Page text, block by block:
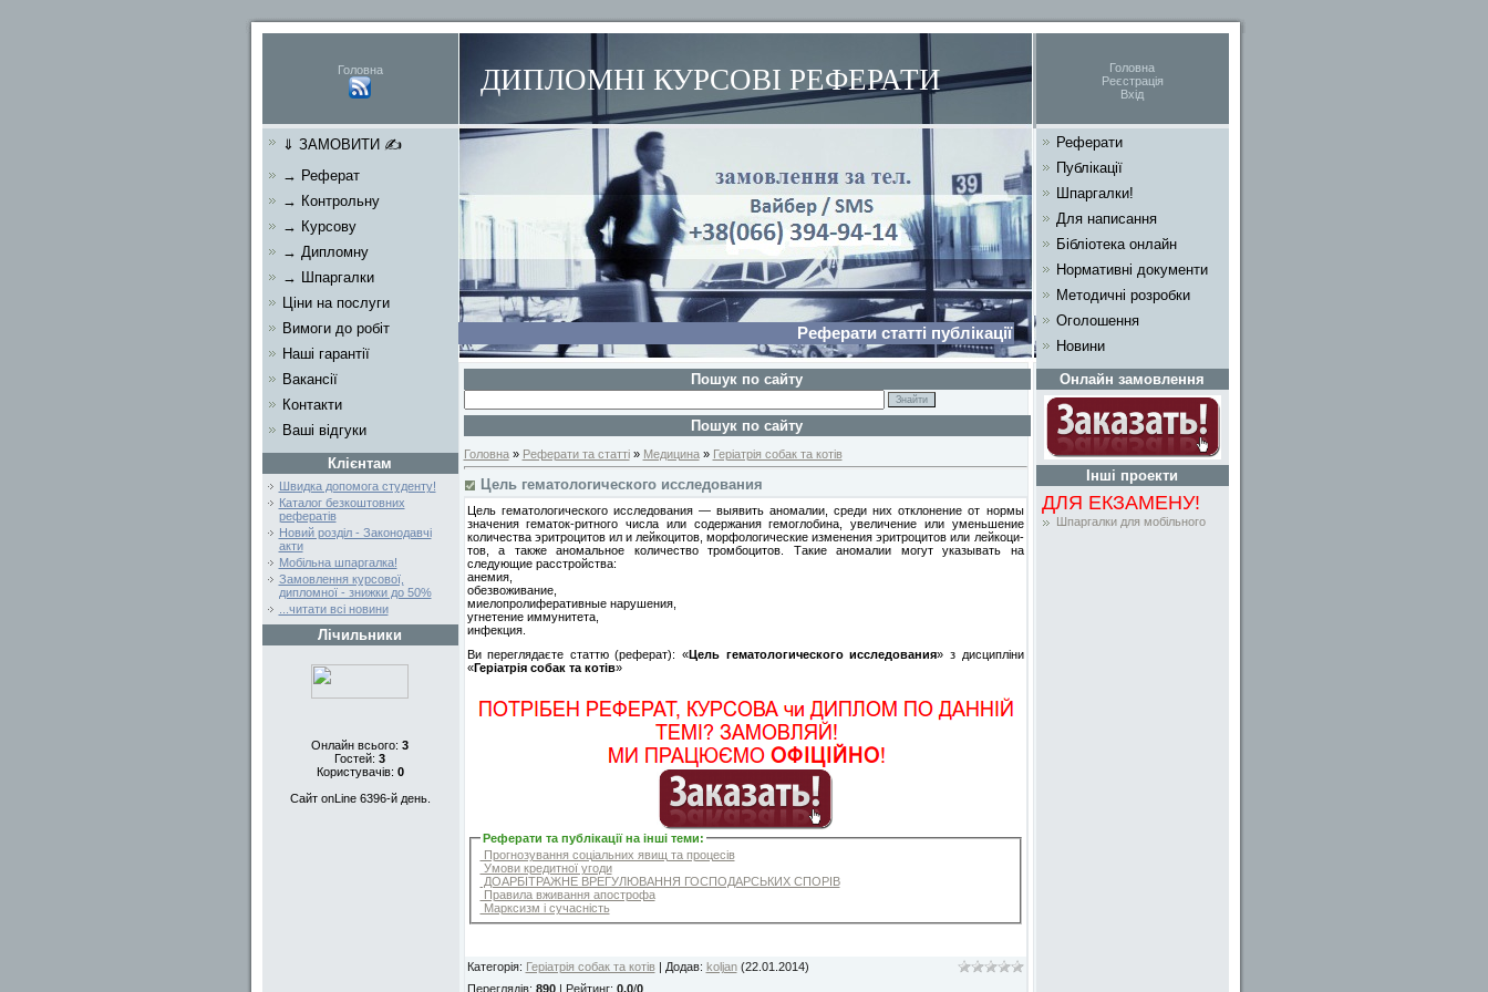
Головна ДИПЛОМНІ КУРСОВІ РЕФЕРАТИ
Головна
Реєстрація
Вхід
⇓ ЗАМОВИТИ ✍
→ Реферат
→ Контрольну
→ Курсову
→ Дипломну
→ Шпаргалки
Ціни на послуги
Вимоги до робіт
Наші гарантії
Вакансії
Контакти
Ваші відгуки
Клієнтам
Швидка допомога студенту!
Каталог безкоштовних
рефератів
Новий розділ - Законодавчі
акти
Мобільна шпаргалка!
Замовлення курсової,
дипломної - знижки до 50%
...читати всі новини
Лічильники
Онлайн всього: 3
Гостей: 3
Користувачів: 0
Сайт onLine 6396-й день.
Реферати статті публікації
Пошук по сайту
Пошук по сайту
Головна» Реферати та статті» Медицина» Геріатрія собак та котів
Цель гематологического исследования
Цель гематологического исследования — выявить ано­малии, среди них отклонение от нормы
значения гематок-ритного числа или содержания гемоглобина, увеличение или уменьшение
количества эритроцитов ил и лейкоцитов, морфологические изменения эритроцитов или лейкоци­
тов, а также аномальное количество тромбоцитов. Такие аномалии могут указывать на
следующие расстройства:
анемия,
обезвоживание,
миелопролиферативные нарушения,
угнетение иммунитета,
инфекция.
Ви переглядаєте статтю (реферат): «Цель гематологического исследования» з дисципліни
«Геріатрія собак та котів»
Реферати та публікації на інші теми:
Прогнозування соціальних явищ та процесів
Умови кредитної угоди
ДОАРБІТРАЖНЕ ВРЕГУЛЮВАННЯ ГОСПОДАРСЬКИХ СПОРІВ
Правила вживання апострофа
Марксизм і сучасність
Категорія: Геріатрія собак та котів| Додав: koljan(22.01.2014)
Переглядів: 890| Рейтинг: 0.0/0
Реферати
Публікації
Шпаргалки!
Для написання
Бібліотека онлайн
Нормативні документи
Методичні розробки
Оголошення
Новини
Онлайн замовлення
Інші проекти
ДЛЯ ЕКЗАМЕНУ!
Шпаргалки для мобільного